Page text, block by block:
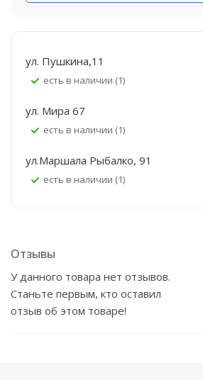
ул. Пушкина,11
Есть в наличии (1)
ул. Мира 67
Есть в наличии (1)
ул.Маршала Рыбалко, 91
Есть в наличии (1)
Отзывы
У данного товара нет отзывов.
Станьте первым, кто оставил
отзыв об этом товаре!